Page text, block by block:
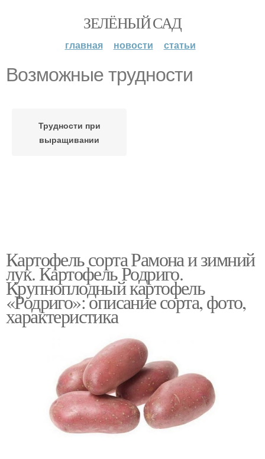
ЗЕЛЁНЫЙ САД
главная новости статьи
Возможные трудности
Трудности при
выращивании
Картофель сорта Рамона и зимний
лук. Картофель Родриго.
Крупноплодный картофель
«Родриго»: описание сорта, фото,
характеристика